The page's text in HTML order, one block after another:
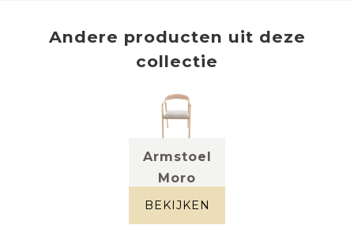
Andere producten uit deze
collectie
Armstoel
Moro
BEKIJKEN